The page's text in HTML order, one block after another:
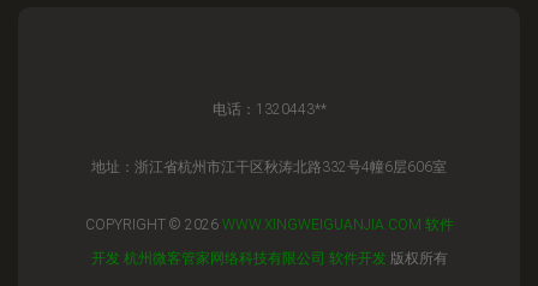
电话：1320443**
地址：浙江省杭州市江干区秋涛北路332号4幢6层606室
COPYRIGHT © 2026 WWW.XINGWEIGUANJIA.COM 软件
开发 杭州微客管家网络科技有限公司 软件开发 版权所有